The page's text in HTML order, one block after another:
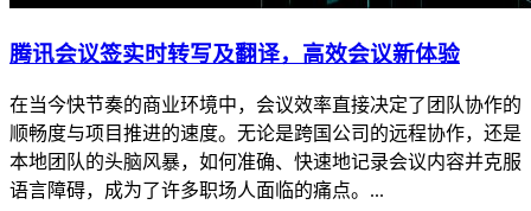
腾讯会议签实时转写及翻译，高效会议新体验
在当今快节奏的商业环境中，会议效率直接决定了团队协作的
顺畅度与项目推进的速度。无论是跨国公司的远程协作，还是
本地团队的头脑风暴，如何准确、快速地记录会议内容并克服
语言障碍，成为了许多职场人面临的痛点。...